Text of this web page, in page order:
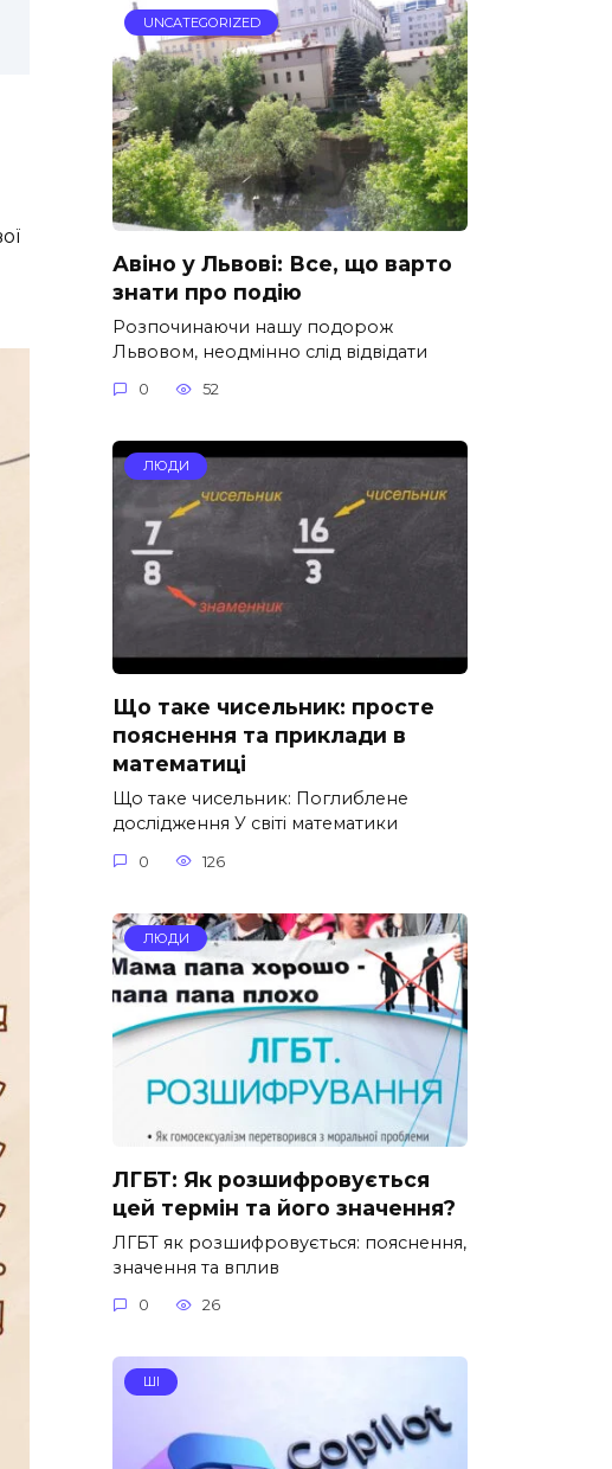
UNCATEGORIZED
Авіно у Львові: Все, що варто
знати про подію
Розпочинаючи нашу подорож
Львовом, неодмінно слід відвідати
0 52
ЛЮДИ
Що таке чисельник: просте
пояснення та приклади в
математиці
Що таке чисельник: Поглиблене
дослідження У світі математики
0 126
ЛЮДИ
ЛГБТ: Як розшифровується
цей термін та його значення?
ЛГБТ як розшифровується: пояснення,
значення та вплив
0 26
ШІ